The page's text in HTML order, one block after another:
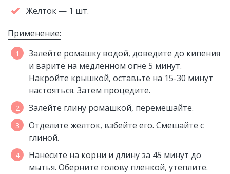
Желток — 1 шт.
Применение:
Залейте ромашку водой, доведите до кипения
и варите на медленном огне 5 минут.
Накройте крышкой, оставьте на 15-30 минут
настояться. Затем процедите.
Залейте глину ромашкой, перемешайте.
Отделите желток, взбейте его. Смешайте с
глиной.
Нанесите на корни и длину за 45 минут до
мытья. Оберните голову пленкой, утеплите.